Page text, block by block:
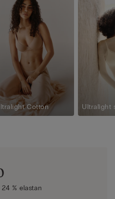
Cotton Ultraľight
24 % elastan